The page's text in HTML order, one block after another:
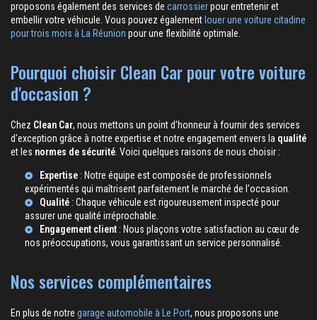
proposons également des services de carrossierpour entretenir et
embellir votre véhicule. Vous pouvez également louer une voiture citadine
pour trois mois à La Réunion pour une flexibilité optimale.
Pourquoi choisir Clean Car pour votre voiture
d'occasion ?
Chez Clean Car, nous mettons un point d'honneur à fournir des services
d'exception grâce à notre expertise et notre engagement envers la qualité
et les normes de sécurité . Voici quelques raisons de nous choisir :
Expertise : Notre équipe est composée de professionnels
expérimentés qui maîtrisent parfaitement le marché de l'occasion.
Qualité : Chaque véhicule est rigoureusement inspecté pour
assurer une qualité irréprochable.
Engagement client : Nous plaçons votre satisfaction au cœur de
nos préoccupations, vous garantissant un service personnalisé.
Nos services complémentaires
En plus de notre garage automobile à Le Port, nous proposons une